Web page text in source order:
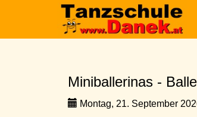
Miniballerinas -
Montag, 21. September